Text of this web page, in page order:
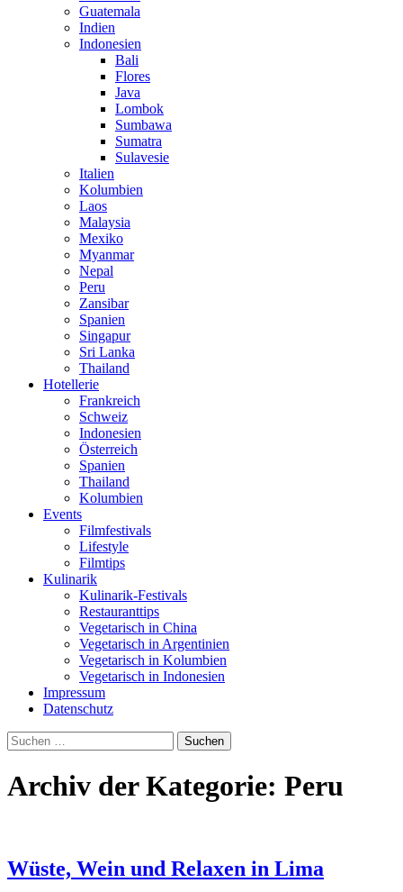
Guatemala
Indien
Indonesien
Bali
Flores
Java
Lombok
Sumbawa
Sumatra
Sulavesie
Italien
Kolumbien
Laos
Malaysia
Mexiko
Myanmar
Nepal
Peru
Zansibar
Spanien
Singapur
Sri Lanka
Thailand
Hotellerie
Frankreich
Schweiz
Indonesien
Österreich
Spanien
Thailand
Kolumbien
Events
Filmfestivals
Lifestyle
Filmtips
Kulinarik
Kulinarik-Festivals
Restauranttips
Vegetarisch in China
Vegetarisch in Argentinien
Vegetarisch in Kolumbien
Vegetarisch in Indonesien
Impressum
Datenschutz
Suchen
nach:
Archiv der Kategorie: Peru
Wüste, Wein und Relaxen in Lima